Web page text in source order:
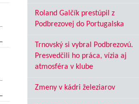
Roland Galčík prestúpil z
Podbrezovej do Portugalska
Trnovský si vybral Podbrezovú.
Presvedčili ho práca, vízia aj
atmosféra v klube
Zmeny v kádri železiarov